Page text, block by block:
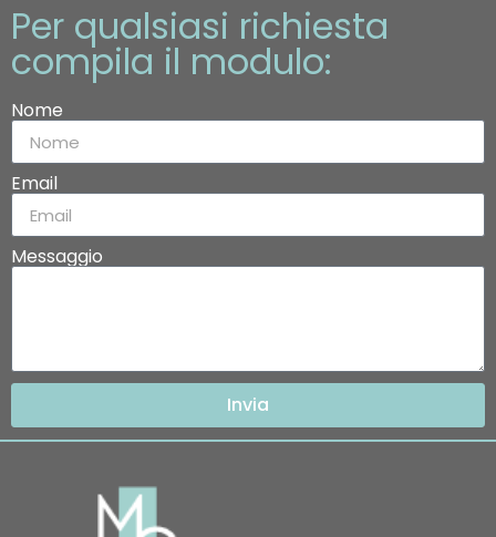
Per qualsiasi richiesta
compila il modulo:
Nome
Email
Messaggio
Invia